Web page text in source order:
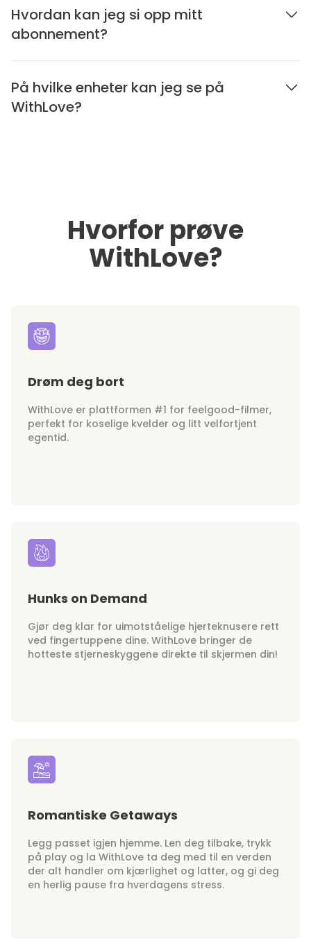
Hvordan kan jeg si opp mitt
abonnement?
På hvilke enheter kan jeg se på
WithLove?
Hvorfor prøve
WithLove?
Drøm deg bort
WithLove er plattformen #1 for feelgood-filmer,
perfekt for koselige kvelder og litt velfortjent
egentid.
Hunks on Demand
Gjør deg klar for uimotståelige hjerteknusere rett
ved fingertuppene dine. WithLove bringer de
hotteste stjerneskyggene direkte til skjermen din!
Romantiske Getaways
Legg passet igjen hjemme. Len deg tilbake, trykk
på play og la WithLove ta deg med til en verden
der alt handler om kjærlighet og latter, og gi deg
en herlig pause fra hverdagens stress.